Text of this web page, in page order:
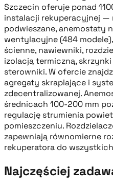
Szczecin oferuje ponad
instalacji rekuperacyjnej —
podwieszane, anemostaty
wentylacyjne (484
ścienne, nawiewniki,
izolacją termiczną,
sterowniki. W ofercie
agregaty skraplające i
zdecentralizowanej.
średnicach 100-200 mm
regulację strumienia
pomieszczeniu.
zapewniają równomierne
rekuperatora do
Najczęściej